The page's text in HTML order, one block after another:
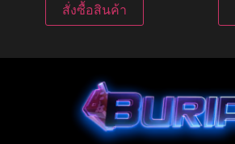
สั่งซื้อสินค้า